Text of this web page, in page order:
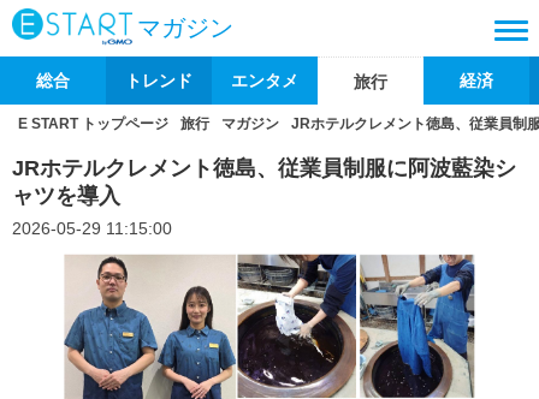
マガジン
総合 トレンド エンタメ 旅行 経済
E START トップページ 旅行 マガジン JRホテルクレメント徳島、従業員制
JRホテルクレメント徳島、従業員制服に阿波藍染シ
ャツを導入
2026-05-29 11:15:00